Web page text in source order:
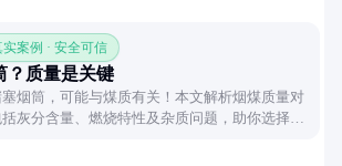
实案例 · 安全可信
？质量是关键
烟筒，可能与煤质有关！本文解析烟煤质量对
灰分含量、燃烧特性及杂质问题，助你选择更